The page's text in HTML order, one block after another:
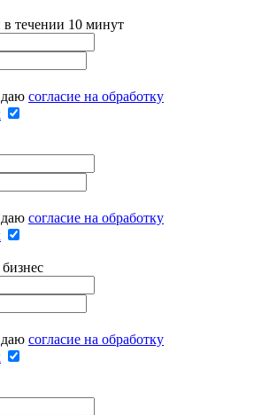
течении 10 минут
согласие на обработку
согласие на обработку
согласие на обработку